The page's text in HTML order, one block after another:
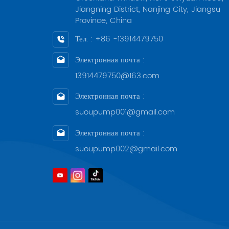
Jiangning District, Nanjing City, Jiangsu
Province, China
Тел. : +86 -13914479750
Электронная почта :
13914479750@163.com
Электронная почта :
suoupump001@gmail.com
Электронная почта :
suoupump002@gmail.com